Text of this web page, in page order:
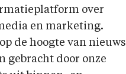
over
en marketing.
de hoogte van nieuws
gebracht door onze